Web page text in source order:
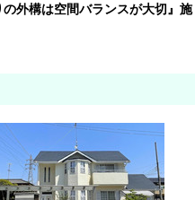
の外構は空間バランスが大切』施